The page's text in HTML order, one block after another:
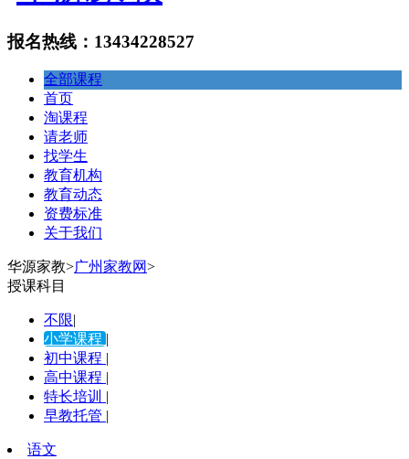
报名热线：13434228527
全部课程
首页
淘课程
请老师
找学生
教育机构
教育动态
资费标准
关于我们
华源家教>广州家教网>
授课科目
不限|
小学课程|
初中课程 |
高中课程 |
特长培训 |
早教托管 |
语文